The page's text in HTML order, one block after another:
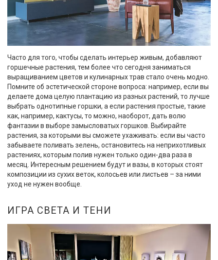
Часто для того, чтобы сделать интерьер живым, добавляют
горшечные растения, тем более что сегодня заниматься
выращиванием цветов и кулинарных трав стало очень модно.
Помните об эстетической стороне вопроса: например, если вы
делаете дома целую плантацию из разных растений, то лучше
выбрать однотипные горшки, а если растения простые, такие
как, например, кактусы, то можно, наоборот, дать волю
фантазии в выборе замысловатых горшков. Выбирайте
растения, за которыми вы сможете ухаживать: если вы часто
забываете поливать зелень, остановитесь на неприхотливых
растениях, которым полив нужен только один-два раза в
месяц. Интересным решением будут и вазы, в которых стоят
композиции из сухих веток, колосьев или листьев – за ними
уход не нужен вообще.
ИГРА СВЕТА И ТЕНИ